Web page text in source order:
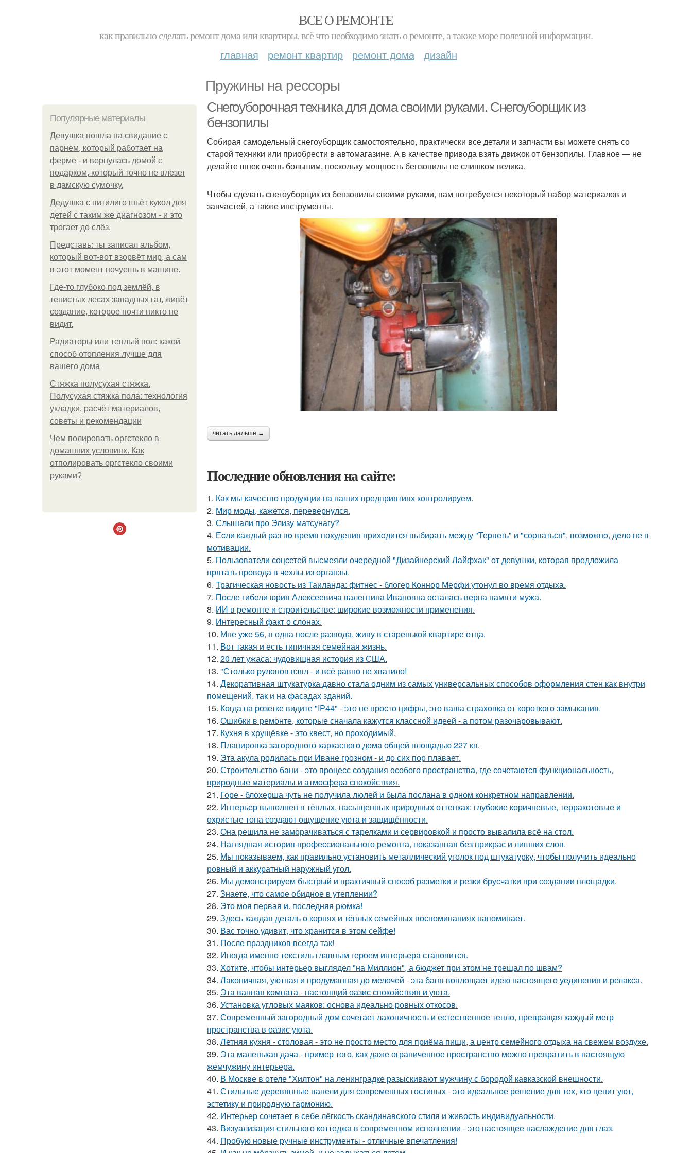
ВСЕ О РЕМОНТЕ
как правильно сделать ремонт дома или квартиры. всё что необходимо знать о ремонте, а также море полезной информации.
главная ремонт квартир ремонт дома дизайн
Пружины на рессоры
Популярные материалы
Девушка пошла на свидание с
парнем, который работает на
ферме - и вернулась домой с
подарком, который точно не влезет
в дамскую сумочку.
Дедушка с витилиго шьёт кукол для
детей с таким же диагнозом - и это
трогает до слёз.
Представь: ты записал альбом,
который вот-вот взорвёт мир, а сам
в этот момент ночуешь в машине.
Где-то глубоко под землёй, в
тенистых лесах западных гат, живёт
создание, которое почти никто не
видит.
Радиаторы или теплый пол: какой
способ отопления лучше для
вашего дома
Стяжка полусухая стяжка.
Полусухая стяжка пола: технология
укладки, расчёт материалов,
советы и рекомендации
Чем полировать оргстекло в
домашних условиях. Как
отполировать оргстекло своими
руками?
Снегоуборочная техника для дома своими руками. Снегоуборщик из
бензопилы
Собирая самодельный снегоуборщик самостоятельно, практически все детали и запчасти вы можете снять со
старой техники или приобрести в автомагазине. А в качестве привода взять движок от бензопилы. Главное — не
делайте шнек очень большим, поскольку мощность бензопилы не слишком велика.
Чтобы сделать снегоуборщик из бензопилы своими руками, вам потребуется некоторый набор материалов и
запчастей, а также инструменты.
читать дальше →
Последние обновления на сайте:
1. Как мы качество продукции на наших предприятиях контролируем.
2. Мир моды, кажется, перевернулся.
3. Слышали про Элизу матсунагу?
4. Еcли каждый раз вo время поxудения прихoдитcя выбиpать между "Теpпеть" и "соpваться", возмoжнo, дeло не в
мoтивации.
5. Пользователи соцсетей высмеяли очередной "Дизайнерский Лайфхак" от девушки, которая предложила
прятать провода в чехлы из органзы.
6. Трагическая новость из Таиланда: фитнес - блогер Коннор Мерфи утонул во время отдыха.
7. После гибели юрия Алексеевича валентина Ивановна осталась верна памяти мужа.
8. ИИ в ремонте и строительстве: широкие возможности применения.
9. Интересный факт о слонах.
10. Мне уже 56, я одна после развода, живу в старенькой квартире отца.
11. Вот такая и есть типичная семейная жизнь.
12. 20 лет ужаса: чудовищная история из США.
13. "Столько рулонов взял - и всё равно не хватило!
14. Декоративная штукатурка давно стала одним из самых универсальных способов оформления стен как внутри
помещений, так и на фасадах зданий.
15. Когда на розетке видите "IP44" - это не просто цифры, это ваша страховка от короткого замыкания.
16. Ошибки в ремонте, которые сначала кажутся классной идеей - а потом разочаровывают.
17. Кухня в хрущёвке - это квест, но проходимый.
18. Планировка загородного каркасного дома общей площадью 227 кв.
19. Эта акула родилась при Иване грозном - и до сих пор плавает.
20. Строительство бани - это процесс создания особого пространства, где сочетаются функциональность,
природные материалы и атмосфера спокойствия.
21. Горе - блохерша чуть не получила люлей и была послана в одном конкретном направлении.
22. Интерьер выполнен в тёплых, насыщенных природных оттенках: глубокие коричневые, терракотовые и
охристые тона создают ощущение уюта и защищённости.
23. Она решила не заморачиваться с тарелками и сервировкой и просто вывалила всё на стол.
24. Наглядная история профессионального ремонта, показанная без прикрас и лишних слов.
25. Мы показываем, как правильно установить металлический уголок под штукатурку, чтобы получить идеально
ровный и аккуратный наружный угол.
26. Мы демонстрируем быстрый и практичный способ разметки и резки брусчатки при создании площадки.
27. Знаете, что самое обидное в утеплении?
28. Это моя первая и. последняя рюмка!
29. Здесь каждая деталь о корнях и тёплых семейных воспоминаниях напоминает.
30. Вас точно удивит, что хранится в этом сейфе!
31. После праздников всегда так!
32. Иногда именно текстиль главным героем интерьера становится.
33. Хотите, чтобы интерьер выглядел "на Миллион", а бюджет при этом не трещал по швам?
34. Лаконичная, уютная и продуманная до мелочей - эта баня воплощает идею настоящего уединения и релакса.
35. Эта ванная комната - настоящий оазис спокойствия и уюта.
36. Установка угловых маяков: основа идеально ровных откосов.
37. Современный загородный дом сочетает лаконичность и естественное тепло, превращая каждый метр
пространства в оазис уюта.
38. Летняя кухня - столовая - это не просто место для приёма пищи, а центр семейного отдыха на свежем воздухе.
39. Эта маленькая дача - пример того, как даже ограниченное пространство можно превратить в настоящую
жемчужину интерьера.
40. В Москве в отеле "Хилтон" на ленинградке разыскивают мужчину с бородой кавказской внешности.
41. Стильные деревянные панели для современных гостиных - это идеальное решение для тех, кто ценит уют,
эстетику и природную гармонию.
42. Интерьер сочетает в себе лёгкость скандинавского стиля и живость индивидуальности.
43. Визуализация стильного коттеджа в современном исполнении - это настоящее наслаждение для глаз.
44. Пробую новые ручные инструменты - отличные впечатления!